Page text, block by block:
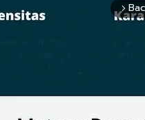
arrow_forward_ios